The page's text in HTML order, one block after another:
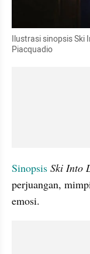
Ilustrasi sinopsis Ski
Piacquadio
Sinopsis Ski Into
perjuangan,
emosi.